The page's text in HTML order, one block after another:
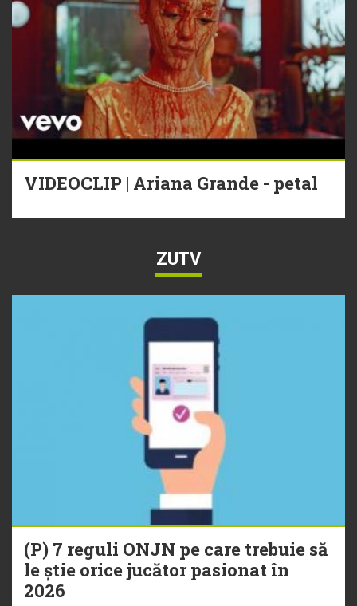
VIDEOCLIP | Ariana Grande - petal
ZUTV
(P) 7 reguli ONJN pe care trebuie să
le știe orice jucător pasionat în
2026